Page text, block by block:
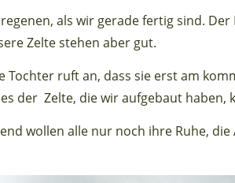
als wir gerade fertig sind.
Zelte stehen aber gut.
Tochter ruft an, dass sie erst am
der Zelte, die wir aufgebaut haben,
wollen alle nur noch ihre Ruhe,